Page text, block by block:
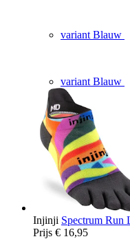
variant Blauw
variant Blauw
Injinji Spectrum Run
Prijs € 16,95